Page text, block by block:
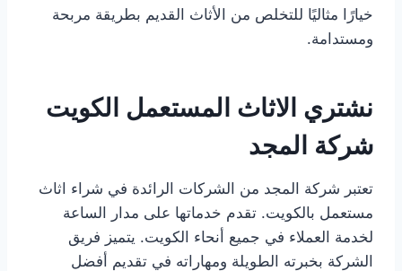
خيارًا مثاليًا للتخلص من الأثاث القديم بطريقة مربحة
ومستدامة.
نشتري الاثاث المستعمل الكويت
شركة المجد
تعتبر شركة المجد من الشركات الرائدة في شراء اثاث
مستعمل بالكويت. تقدم خدماتها على مدار الساعة
لخدمة العملاء في جميع أنحاء الكويت. يتميز فريق
الشركة بخبرته الطويلة ومهاراته في تقديم أفضل